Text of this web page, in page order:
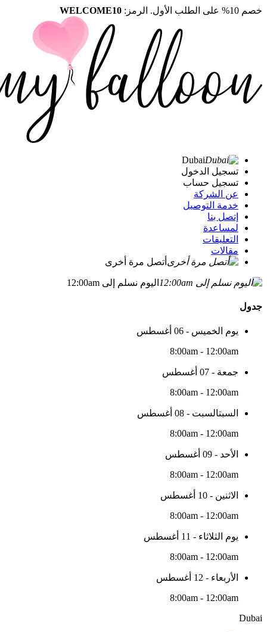
خصم 10% على الطلب الأول. الرمز: WELCOME10
Dubai
تسجيل الدخول
تسجيل حساب
عن الشركة
خدمة التوصيل
إتصل بنا
لمساعدة
التعليقات
مقالات
أتصل مرة أخرى
اليوم نسلم إلى 12:00am
جدول
يوم الخميس - 06 أغسطس
8:00am - 12:00am
جمعة - 07 أغسطس
8:00am - 12:00am
السبتالسبت - 08 أغسطس
8:00am - 12:00am
الأحد - 09 أغسطس
8:00am - 12:00am
الاثنين - 10 أغسطس
8:00am - 12:00am
يوم الثلاثاء - 11 أغسطس
8:00am - 12:00am
الأربعاء - 12 أغسطس
8:00am - 12:00am
Dubai